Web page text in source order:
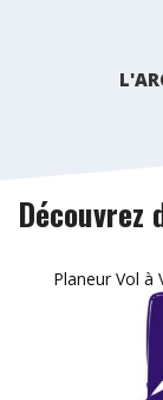
Planeur Vol à